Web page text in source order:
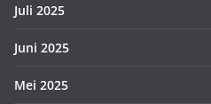
Juli 2025
Juni 2025
Mei 2025